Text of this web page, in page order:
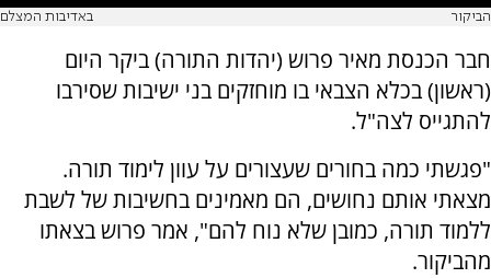
הביקור באדיבות המצלם
חבר הכנסת מאיר פרוש (יהדות התורה) ביקר היום
(ראשון) בכלא הצבאי בו מוחזקים בני ישיבות שסירבו
להתגייס לצה"ל.
"פגשתי כמה בחורים שעצורים על עוון לימוד תורה.
מצאתי אותם נחושים, הם מאמינים בחשיבות של לשבת
ללמוד תורה, כמובן שלא נוח להם", אמר פרוש בצאתו
מהביקור.